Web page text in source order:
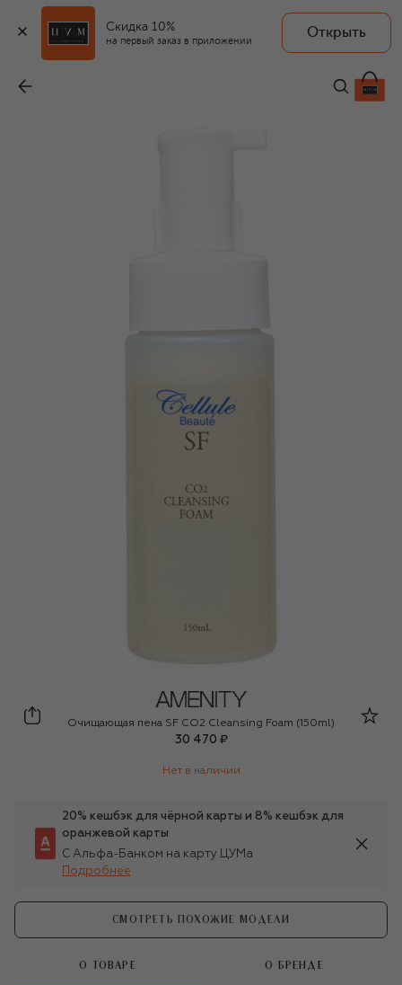
Скидка 10%
на первый заказ в приложении
Открыть
30 470 ₽
Amenity
Очищающая пена SF CO2 Cleansing Foam (150ml)
30 470 ₽
Нет в наличии
20% кешбэк для чёрной карты и 8% кешбэк для
оранжевой карты
С Альфа-Банком на карту ЦУМа
Подробнее
СМОТРЕТЬ ПОХОЖИЕ МОДЕЛИ
О ТОВАРЕ О БРЕНДЕ